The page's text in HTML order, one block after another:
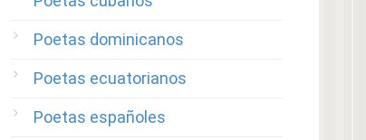
Poetas dominicanos
Poetas ecuatorianos
Poetas españoles